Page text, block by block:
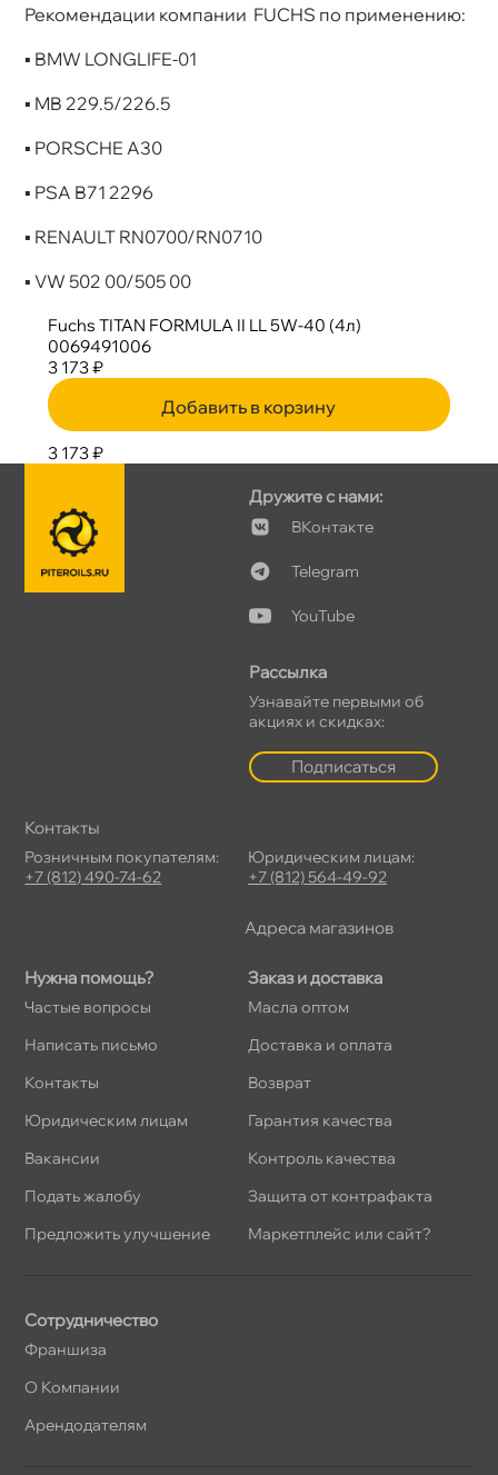
Рекомендации компании FUCHS по применению:
▪ BMW LONGLIFE-01
▪ MB 229.5/226.5
▪ PORSCHE А30
▪ PSA B71 2296
▪ RENAULT RN0700/RN0710
▪ VW 502 00/505 00
Fuchs TITAN FORMULA II LL 5W-40 (4л)
0069491006
3 173 ₽
Добавить в корзину
3 173 ₽
Нужна помощь?
Частые вопросы
Написать письмо
Контакты
Юридическим лицам
акансии
Подать жалобу
Предложить улучшение
Заказ и доставка
Масла оптом
Доставка и оплата
озврат
Гарантия качества
Контроль качества
Защита от контрафакта
Маркетплейс или сайт?
Дружите с нами:
Контакте
Telegram
YouTube
Рассылка
Узнавайте первыми о
акциях и скидках:
Подписаться
Сотрудничество
Франшиза
О Компании
Арендодателям
Контакты
Розничным покупателям:
+7 (812) 490-74-62
Юридическим лицам:
+7 (812) 564-49-92
Адреса магазино